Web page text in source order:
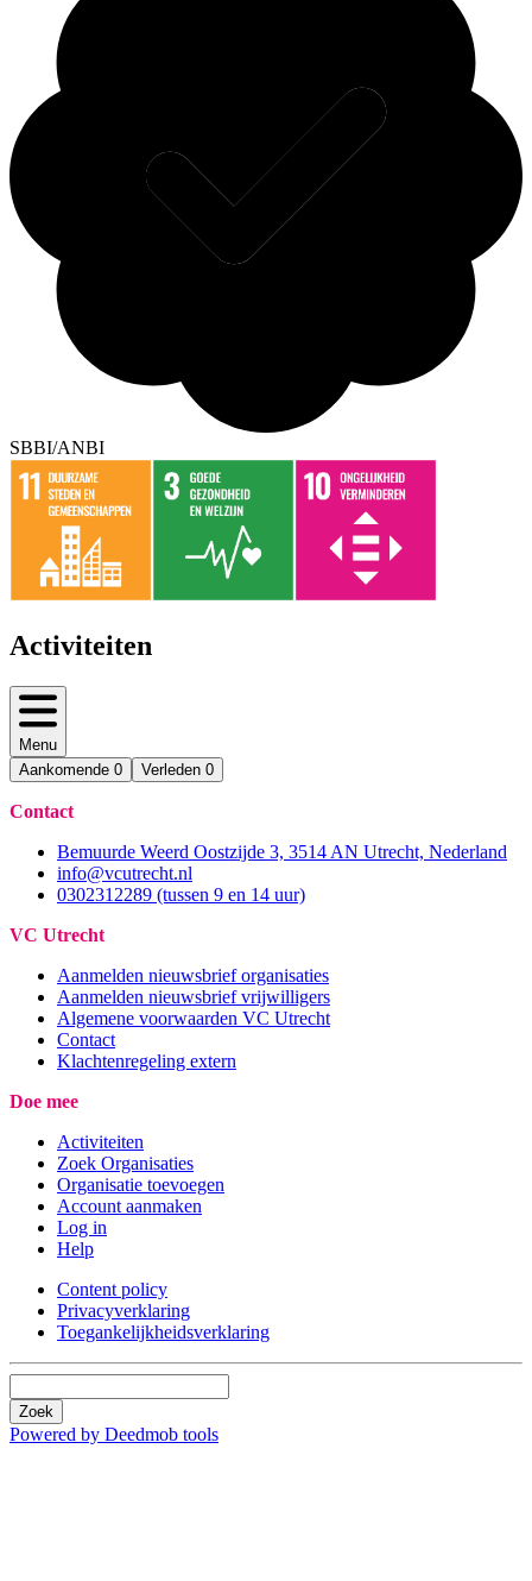
SBBI/ANBI
Activiteiten
Menu
Aankomende 0 Verleden 0
Contact
Bemuurde Weerd Oostzijde 3, 3514 AN Utrecht, Nederland
info@vcutrecht.nl
0302312289 (tussen 9 en 14 uur)
VC Utrecht
Aanmelden nieuwsbrief organisaties
Aanmelden nieuwsbrief vrijwilligers
Algemene voorwaarden VC Utrecht
Contact
Klachtenregeling extern
Doe mee
Activiteiten
Zoek Organisaties
Organisatie toevoegen
Account aanmaken
Log in
Help
Content policy
Privacyverklaring
Toegankelijkheidsverklaring
Zoek
Powered by Deedmob tools